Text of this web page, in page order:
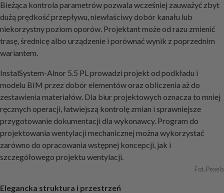
Bieżąca kontrola parametrów pozwala wcześniej zauważyć zbyt
dużą prędkość przepływu, niewłaściwy dobór kanału lub
niekorzystny poziom oporów. Projektant może od razu zmienić
trasę, średnicę albo urządzenie i porównać wynik z poprzednim
wariantem.
InstalSystem-Alnor 5.5 PL prowadzi projekt od podkładu i
modelu BIM przez dobór elementów oraz obliczenia aż do
zestawienia materiałów. Dla biur projektowych oznacza to mniej
ręcznych operacji, łatwiejszą kontrolę zmian i sprawniejsze
przygotowanie dokumentacji dla wykonawcy. Program do
projektowania wentylacji mechanicznej można wykorzystać
zarówno do opracowania wstępnej koncepcji, jak i
szczegółowego projektu wentylacji.
Fot. Pexels
Elegancka struktura i przestrzeń